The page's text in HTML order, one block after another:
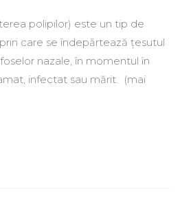
polipilor) este un tip de
care se îndepărtează țesutul
nazale, în momentul în
infectat sau mărit. (mai